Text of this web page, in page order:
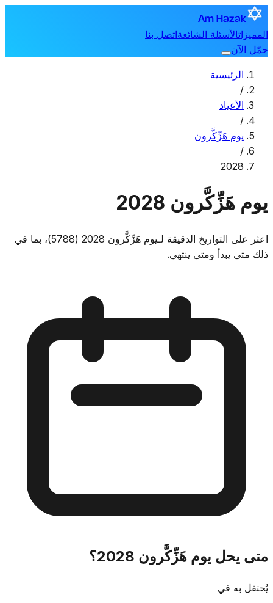
Am Hazak
المميزاتالأسئلة الشائعةاتصل بنا
حمّل الآن
الرئيسية
/
الأعياد
/
يوم هَزِّكَّرون
/
2028
يوم هَزِّكَّرون 2028
اعثر على التواريخ الدقيقة لـيوم هَزِّكَّرون 2028 (5788)، بما في
ذلك متى يبدأ ومتى ينتهي.
متى يحل يوم هَزِّكَّرون 2028؟
يُحتفل به في